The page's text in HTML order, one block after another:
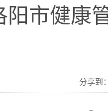
市健康
分享到：